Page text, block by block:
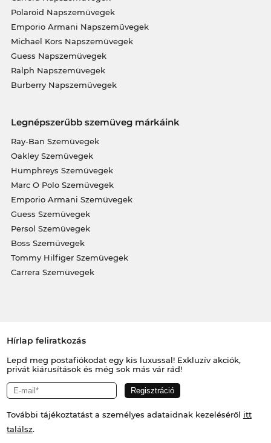
Polaroid Napszemüvegek
Emporio Armani Napszemüvegek
Michael Kors Napszemüvegek
Guess Napszemüvegek
Ralph Napszemüvegek
Burberry Napszemüvegek
Legnépszerűbb szemüveg márkáink
Ray-Ban Szemüvegek
Oakley Szemüvegek
Humphreys Szemüvegek
Marc O Polo Szemüvegek
Emporio Armani Szemüvegek
Guess Szemüvegek
Persol Szemüvegek
Boss Szemüvegek
Tommy Hilfiger Szemüvegek
Carrera Szemüvegek
Hírlap feliratkozás
Lepd meg postafiókodat egy kis luxussal! Exkluzív akciók,
privát kiárusítások és még sok más vár rád!
További tájékoztatást a személyes adataidnak kezeléséről itt
találsz.